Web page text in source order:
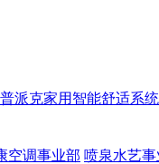
普派克家用智能舒适系统
空调事业部 喷泉水艺事